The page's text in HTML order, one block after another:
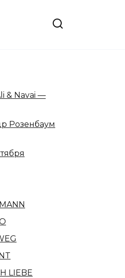
& Navai —
Розенбаум
LIEBE